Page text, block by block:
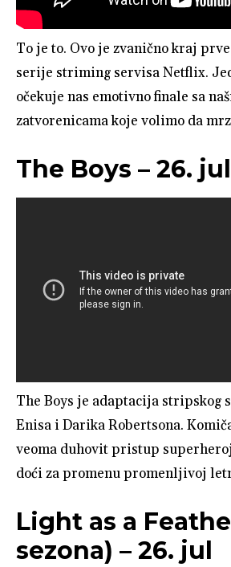
To je to. Ovo je zvanično kraj
serije striming servisa Netflix.
očekuje nas emotivno finale sa
zatvorenicama koje volimo da
The Boys – 26. jul
The Boys je adaptacija stripskog
Enisa i Darika Robertsona.
veoma duhovit pristup
doći za promenu promenljivoj
Light as a
sezona) – 26. jul